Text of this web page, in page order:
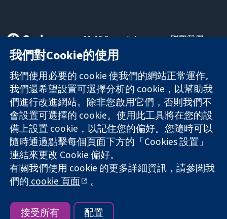
可信任實證
知情決定
更完善的健康照
護
11-13 Cavendish
Square
London
W1G 0AN
United Kingdom
聯繫我們
關於我們
工作機會
Cochrane
Library
The Cochrane Collaboration is a charity (no. 1045921) and a
company limited by guarantee (no. 03044323) registered in
England & Wales. VAT registration number GB 718 2127 49.
版權所有 © 2026 The Cochrane Collaboration
我們對Cookie的使用
我們使用必要的 cookie 使我們的網站正常運作。
我們還希望設置可選擇分析的 cookie，以幫助我
們進行改進網站。除非您啟用它們，否則我們不
會設置可選擇的 cookie。使用此工具將在您的設
備上設置 cookie，以記住您的偏好。您隨時可以
隨時通過點擊每個頁面下方的「Cookies 設置」
連結來更改 Cookie 偏好。
有關我們使用 cookie 的更多詳細資訊，請參閱我
們的 cookie 頁面 。
接受所有 配置